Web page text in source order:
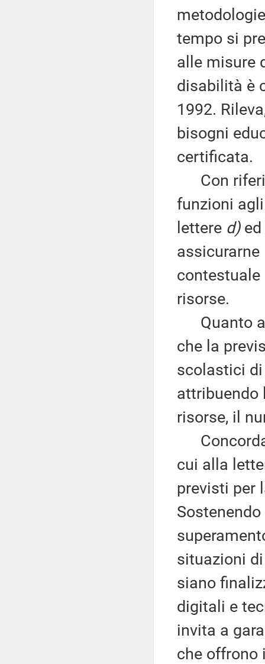
tempo si
alle misure
disabilità è
1992.
bisogni
certificata.
Con
funzioni
lettere d)ed
contestuale
risorse.
Quanto
che la
scolastici
attribuendo
risorse, il
Concorda
cui alla
previsti per
situazioni
siano
digitali e
invita a
che offrono